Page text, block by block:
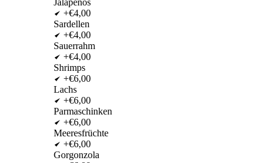
+€4,00
Sardellen
+€4,00
Sauerrahm
+€4,00
Shrimps
+€6,00
Lachs
+€6,00
Parmaschinken
+€6,00
Meeresfrüchte
+€6,00
Gorgonzola